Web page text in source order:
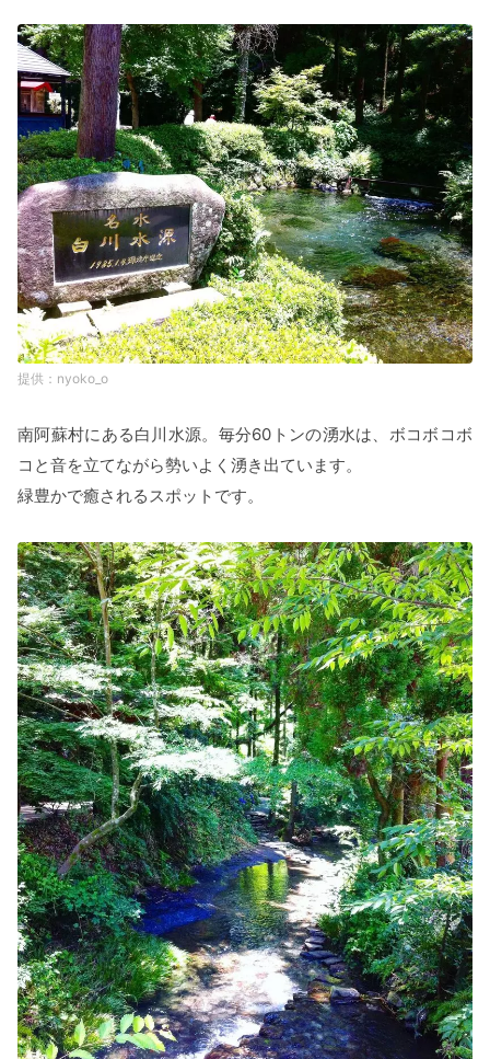
nyoko_o
南阿蘇村にある白川水源。毎分60トンの湧水は、ボコボコボ
コと音を立てながら勢いよく湧き出ています。
緑豊かで癒されるスポットです。